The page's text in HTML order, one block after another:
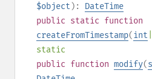
$object ): DateTime
public static function
createFromTimestamp(int
static
public function modify(